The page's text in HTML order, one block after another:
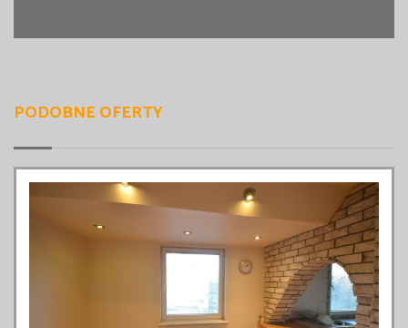
PODOBNE OFERTY